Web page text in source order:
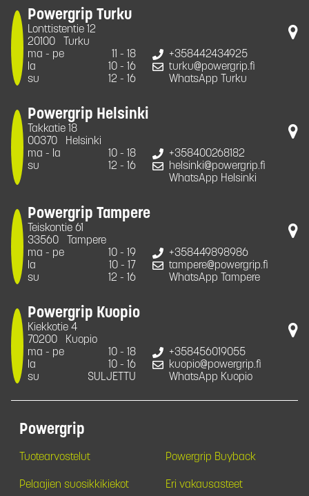
Powergrip Turku
Lonttistentie 12
20100
Turku
ma - pe
11 - 18
la
10 - 16
su
12 - 16
+358442434925
turku@powergrip.fi
WhatsApp Turku
Powergrip Helsinki
Takkatie 18
00370
Helsinki
ma - la
10 - 18
su
12 - 16
+358400268182
helsinki@powergrip.fi
WhatsApp Helsinki
Powergrip Tampere
Teiskontie 61
33560
Tampere
ma - pe
10 - 19
la
10 - 17
su
12 - 16
+358449898986
tampere@powergrip.fi
WhatsApp Tampere
Powergrip Kuopio
Kiekkotie 4
70200
Kuopio
ma - pe
10 - 18
la
10 - 16
su
SULJETTU
+358456019055
kuopio@powergrip.fi
WhatsApp Kuopio
Powergrip
Tuotearvostelut Powergrip Buyback
Pelaajien suosikkikiekot Eri vakausasteet